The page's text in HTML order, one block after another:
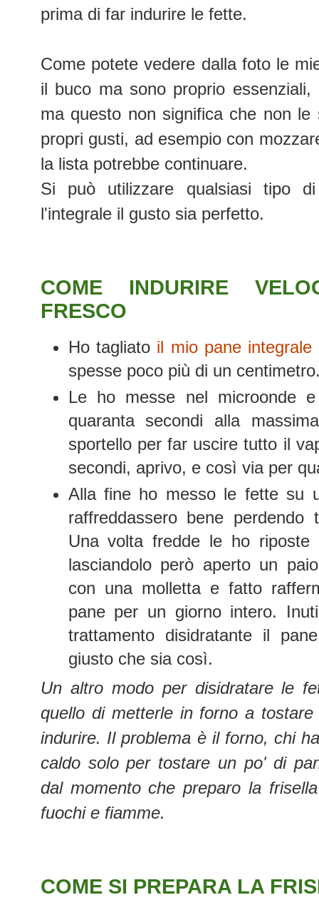
prima di far indurire le fette.
Come potete vedere dalla foto le
il buco ma sono proprio
ma questo non significa che non
propri gusti, ad esempio con
la lista potrebbe continuare.
Si può utilizzare qualsiasi tipo
l'integrale il gusto sia perfetto.
COME INDURIRE
FRESCO
Ho tagliato il mio pane
spesse poco più di un
Le ho messe nel microonde
quaranta secondi alla
sportello per far uscire tutto il
secondi, aprivo, e così via per
Alla fine ho messo le fette su
raffreddassero bene
Una volta fredde le ho
lasciandolo però aperto un
con una molletta e fatto
pane per un giorno intero.
trattamento disidratante il
giusto che sia così.
Un altro modo per disidratare le
quello di metterle in forno a
indurire. Il problema è il forno, chi
caldo solo per tostare un po' di
dal momento che preparo la
fuochi e fiamme.
COME SI PREPARA LA